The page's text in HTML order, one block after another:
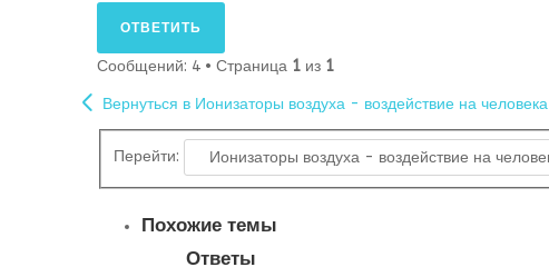
ОТВЕТИТЬ
Сообщений: 4 • Страница 1 из 1
Вернуться в Ионизаторы воздуха - воздействие на человека
Перейти:
Похожие темы
Ответы